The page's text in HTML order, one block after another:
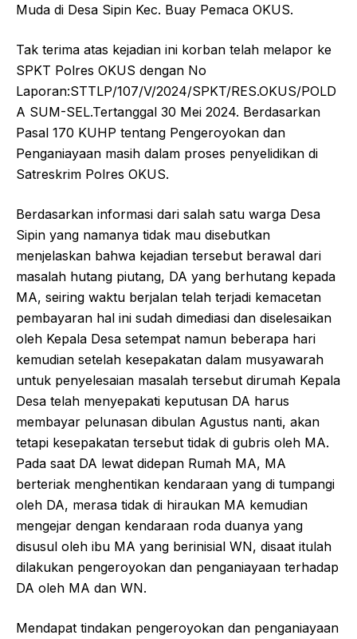
Muda di Desa Sipin Kec. Buay Pemaca OKUS.
Tak terima atas kejadian ini korban telah melapor ke
SPKT Polres OKUS dengan No
Laporan:STTLP/107/V/2024/SPKT/RES.OKUS/POLD
A SUM-SEL.Tertanggal 30 Mei 2024. Berdasarkan
Pasal 170 KUHP tentang Pengeroyokan dan
Penganiayaan masih dalam proses penyelidikan di
Satreskrim Polres OKUS.
Berdasarkan informasi dari salah satu warga Desa
Sipin yang namanya tidak mau disebutkan
menjelaskan bahwa kejadian tersebut berawal dari
masalah hutang piutang, DA yang berhutang kepada
MA, seiring waktu berjalan telah terjadi kemacetan
pembayaran hal ini sudah dimediasi dan diselesaikan
oleh Kepala Desa setempat namun beberapa hari
kemudian setelah kesepakatan dalam musyawarah
untuk penyelesaian masalah tersebut dirumah Kepala
Desa telah menyepakati keputusan DA harus
membayar pelunasan dibulan Agustus nanti, akan
tetapi kesepakatan tersebut tidak di gubris oleh MA.
Pada saat DA lewat didepan Rumah MA, MA
berteriak menghentikan kendaraan yang di tumpangi
oleh DA, merasa tidak di hiraukan MA kemudian
mengejar dengan kendaraan roda duanya yang
disusul oleh ibu MA yang berinisial WN, disaat itulah
dilakukan pengeroyokan dan penganiayaan terhadap
DA oleh MA dan WN.
Mendapat tindakan pengeroyokan dan penganiayaan